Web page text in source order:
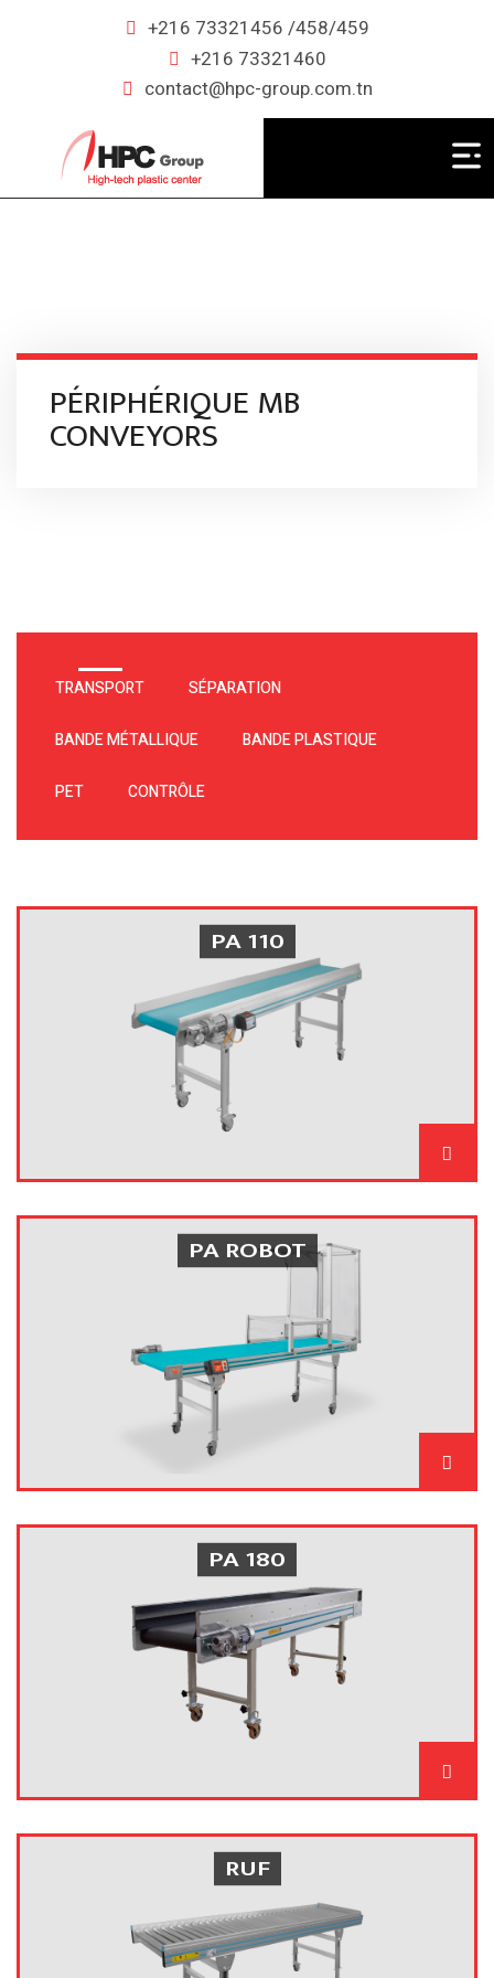
+216 73321456 /458/459
+216 73321460
contact@hpc-group.com.tn
PÉRIPHÉRIQUE MB
CONVEYORS
TRANSPORT SÉPARATION
BANDE MÉTALLIQUE BANDE PLASTIQUE
PET CONTRÔLE
PA 110
PA ROBOT
PA 180
RUF